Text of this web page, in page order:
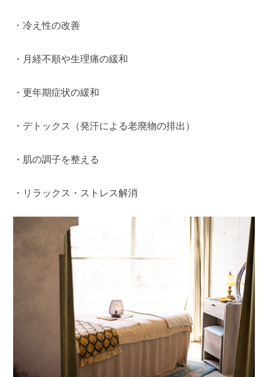
・冷え性の改善
・月経不順や生理痛の緩和
・更年期症状の緩和
・デトックス（発汗による老廃物の排出）
・肌の調子を整える
・リラックス・ストレス解消